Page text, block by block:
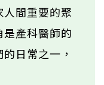
間重要的聚
產科醫師的
日常之一，